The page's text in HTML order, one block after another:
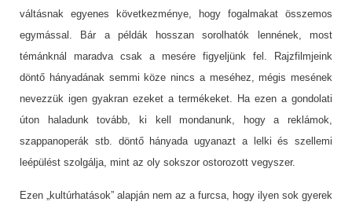
váltásnak egyenes következménye, hogy fogalmakat összemos
egymással. Bár a példák hosszan sorolhatók lennének, most
témánknál maradva csak a mesére figyeljünk fel. Rajzfilmjeink
döntő hányadának semmi köze nincs a meséhez, mégis mesének
nevezzük igen gyakran ezeket a termékeket. Ha ezen a gondolati
úton haladunk tovább, ki kell mondanunk, hogy a reklámok,
szappanoperák stb. döntő hányada ugyanazt a lelki és szellemi
leépülést szolgálja, mint az oly sokszor ostorozott vegyszer.
Ezen „kultúrhatások” alapján nem az a furcsa, hogy ilyen sok gyerek